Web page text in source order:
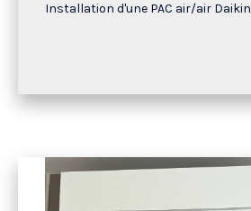
Installation d'une PAC air/air Daikin